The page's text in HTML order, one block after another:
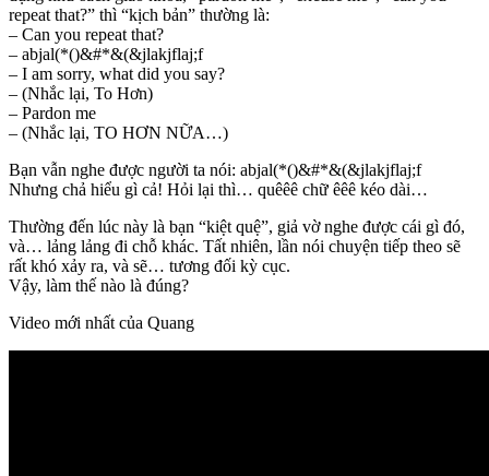
repeat that?” thì “kịch bản” thường là:
– Can you repeat that?
– abjal(*()&#*&(&jlakjflaj;f
– I am sorry, what did you say?
– (Nhắc lại, To Hơn)
– Pardon me
– (Nhắc lại, TO HƠN NỮA…)
Bạn vẫn nghe được người ta nói: abjal(*()&#*&(&jlakjflaj;f
Nhưng chả hiểu gì cả! Hỏi lại thì… quêêê chữ êêê kéo dài…
Thường đến lúc này là bạn “kiệt quệ”, giả vờ nghe được cái gì đó,
và… lảng lảng đi chỗ khác. Tất nhiên, lần nói chuyện tiếp theo sẽ
rất khó xảy ra, và sẽ… tương đối kỳ cục.
Vậy, làm thế nào là đúng?
Video mới nhất của Quang